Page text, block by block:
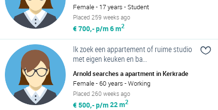
Female - 17 years - Student
Placed 259 weeks ago
€ 700,- p/m6 m2
Ik zoek een appartement of ruime studio
met eigen keuken en ba...
Arnold searches a apartment in Kerkrade
Female - 60 years - Working
Placed 260 weeks ago
€ 500,- p/m22 m2